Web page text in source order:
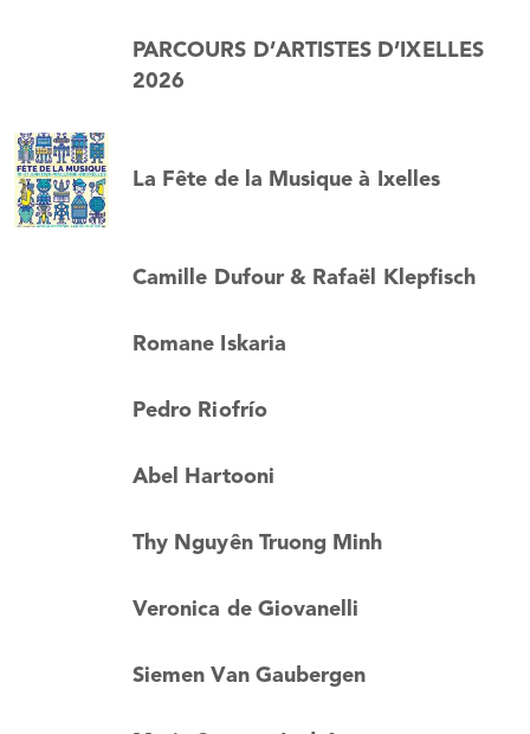
PARCOURS D’ARTISTES D’IXELLES
2026
La Fête de la Musique à Ixelles
Camille Dufour & Rafaël Klepfisch
Romane Iskaria
Pedro Riofrío
Abel Hartooni
Thy Nguyên Truong Minh
Veronica de Giovanelli
Siemen Van Gaubergen